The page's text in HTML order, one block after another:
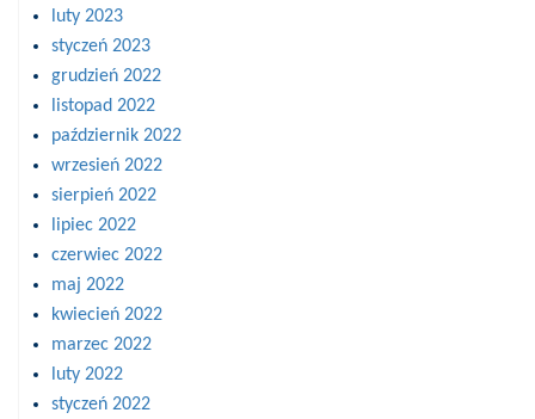
luty 2023
styczeń 2023
grudzień 2022
listopad 2022
październik 2022
wrzesień 2022
sierpień 2022
lipiec 2022
czerwiec 2022
maj 2022
kwiecień 2022
marzec 2022
luty 2022
styczeń 2022